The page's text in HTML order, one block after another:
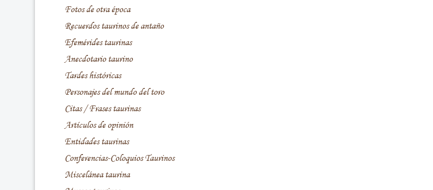
Fotos de otra época
Recuerdos taurinos de antaño
Efemérides taurinas
Anecdotario taurino
Tardes históricas
Personajes del mundo del toro
Citas / Frases taurinas
Artículos de opinión
Entidades taurinas
Conferencias-Coloquios Taurinos
Miscelánea taurina